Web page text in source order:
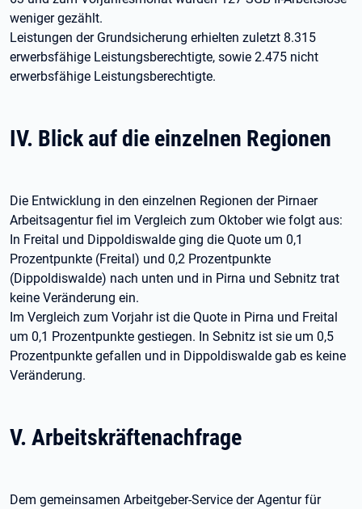
weniger gezählt.
Leistungen der Grundsicherung erhielten zuletzt 8.315
erwerbsfähige Leistungsberechtigte, sowie 2.475 nicht
erwerbsfähige Leistungsberechtigte.
IV. Blick auf die einzelnen Regionen
Die Entwicklung in den einzelnen Regionen der Pirnaer
Arbeitsagentur fiel im Vergleich zum Oktober wie folgt aus:
In Freital und Dippoldiswalde ging die Quote um 0,1
Prozentpunkte (Freital) und 0,2 Prozentpunkte
(Dippoldiswalde) nach unten und in Pirna und Sebnitz trat
keine Veränderung ein.
Im Vergleich zum Vorjahr ist die Quote in Pirna und Freital
um 0,1 Prozentpunkte gestiegen. In Sebnitz ist sie um 0,5
Prozentpunkte gefallen und in Dippoldiswalde gab es keine
Veränderung.
V. Arbeitskräftenachfrage
Dem gemeinsamen Arbeitgeber-Service der Agentur für